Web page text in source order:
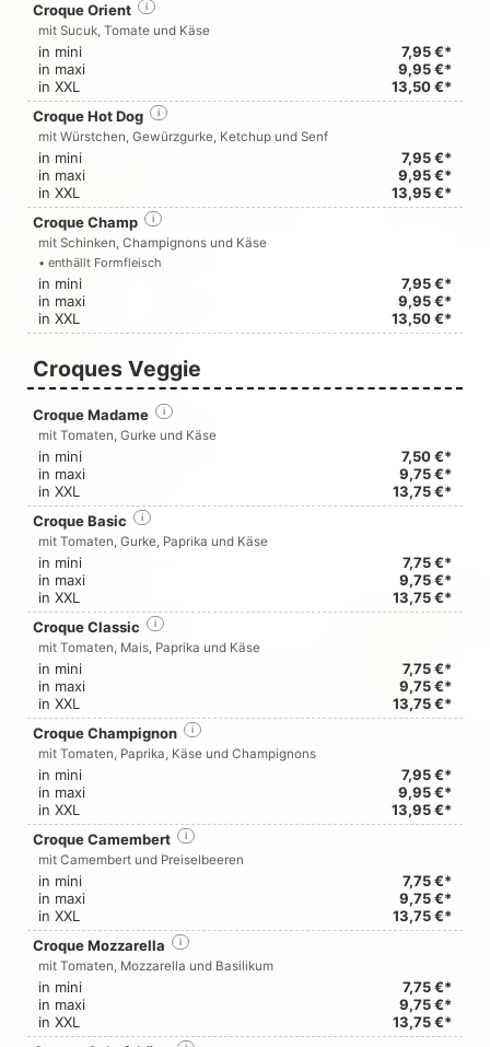
Croque Orient
i
mit Sucuk, Tomate und Käse
in mini
7,95 €*
in maxi
9,95 €*
in XXL
13,50 €*
Croque Hot Dog
i
mit Würstchen, Gewürzgurke, Ketchup und Senf
in mini
7,95 €*
in maxi
9,95 €*
in XXL
13,95 €*
Croque Champ
i
mit Schinken, Champignons und Käse
• enthällt Formfleisch
in mini
7,95 €*
in maxi
9,95 €*
in XXL
13,50 €*
Croques Veggie
Croque Madame i
mit Tomaten, Gurke und Käse
in mini
7,50 €*
in maxi
9,75 €*
in XXL
13,75 €*
Croque Basic
i
mit Tomaten, Gurke, Paprika und Käse
in mini
7,75 €*
in maxi
9,75 €*
in XXL
13,75 €*
Croque Classic
i
mit Tomaten, Mais, Paprika und Käse
in mini
7,75 €*
in maxi
9,75 €*
in XXL
13,75 €*
Croque Champignon
i
mit Tomaten, Paprika, Käse und Champignons
in mini
7,95 €*
in maxi
9,95 €*
in XXL
13,95 €*
Croque Camembert
i
mit Camembert und Preiselbeeren
in mini
7,75 €*
in maxi
9,75 €*
in XXL
13,75 €*
Croque Mozzarella
i
mit Tomaten, Mozzarella und Basilikum
in mini
7,75 €*
in maxi
9,75 €*
in XXL
13,75 €*